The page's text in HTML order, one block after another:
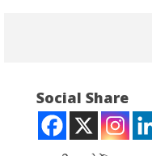
Social Share